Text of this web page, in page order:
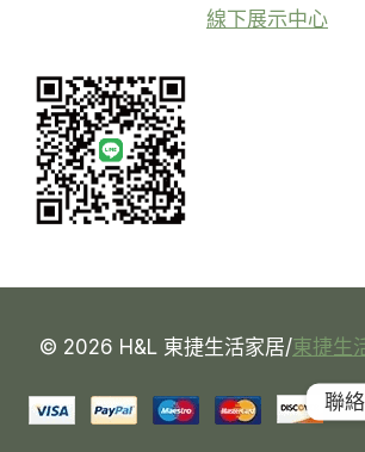
線下展示中心
© 2026 H&L 東捷生活家居/東捷生
聯